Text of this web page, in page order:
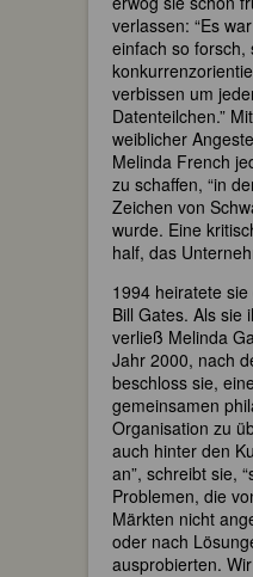
verlassen: “Es
einfach so forsch,
verbissen um
Datenteilchen.”
weiblicher
Melinda French
zu schaffen, “in
Zeichen von
wurde. Eine
half, das
1994 heiratete
Bill Gates. Als sie
verließ Melinda
Jahr 2000, nach
beschloss sie,
gemeinsamen
Organisation zu
auch hinter den
an”, schreibt sie,
Problemen, die
Märkten nicht
oder nach
ausprobierten.